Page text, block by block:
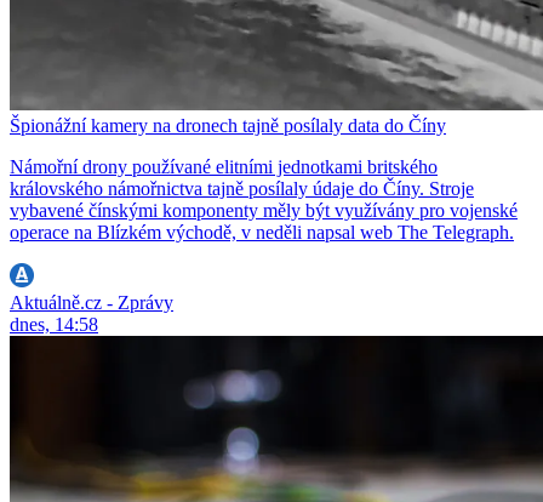
Špionážní kamery na dronech tajně posílaly data do Číny
Námořní drony používané elitními jednotkami britského
královského námořnictva tajně posílaly údaje do Číny. Stroje
vybavené čínskými komponenty měly být využívány pro vojenské
operace na Blízkém východě, v neděli napsal web The Telegraph.
Aktuálně.cz - Zprávy
dnes, 14:58